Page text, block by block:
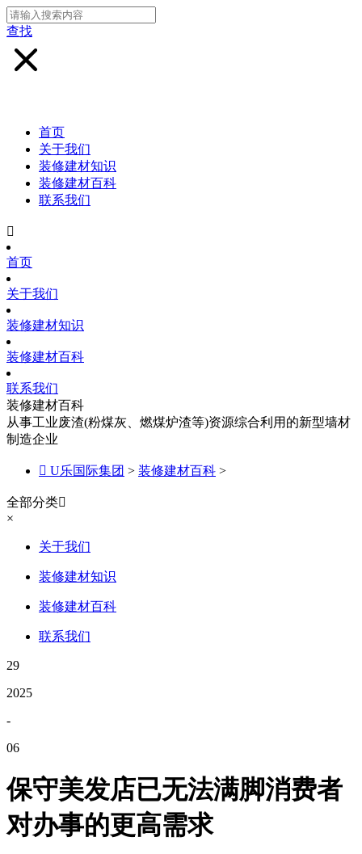
查找
首页
关于我们
装修建材知识
装修建材百科
联系我们

首页
关于我们
装修建材知识
装修建材百科
联系我们
装修建材百科
从事工业废渣(粉煤灰、燃煤炉渣等)资源综合利用的新型墙材
制造企业
 U乐国际集团 > 装修建材百科 >
全部分类
×
关于我们
装修建材知识
装修建材百科
联系我们
29
2025
-
06
保守美发店已无法满脚消费者
对办事的更高需求